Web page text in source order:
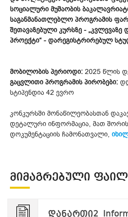
სოციალური მუშაობის
საგანმანათლებლო პროგრამის
შეთავაზებული კურსზე - „კვლევაზე
პროექტი“ - დარეგისტრირებულ
მობილობის პერიოდი: 2025 წლის
გაცვლითი პროგრამის პირობები:
სტიპენდია 42 ევრო
კონკურსში მონაწილეობასთან
დეტალური ინფორმაცია, მათ
დოკუმენტაციის ჩამონათვალი,
ᲛᲘᲛᲐᲒᲠᲔᲑᲣᲚᲘ